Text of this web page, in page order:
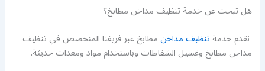
هل تبحث عن خدمة تنظيف مداخن مطابخ؟
نقدم خدمةتنظيف مداخنمطابخ عبر فريقنا المتخصص في تنظيف
مداخن مطابخ وغسيل الشفاطات وباستخدام مواد ومعدات حديثة.